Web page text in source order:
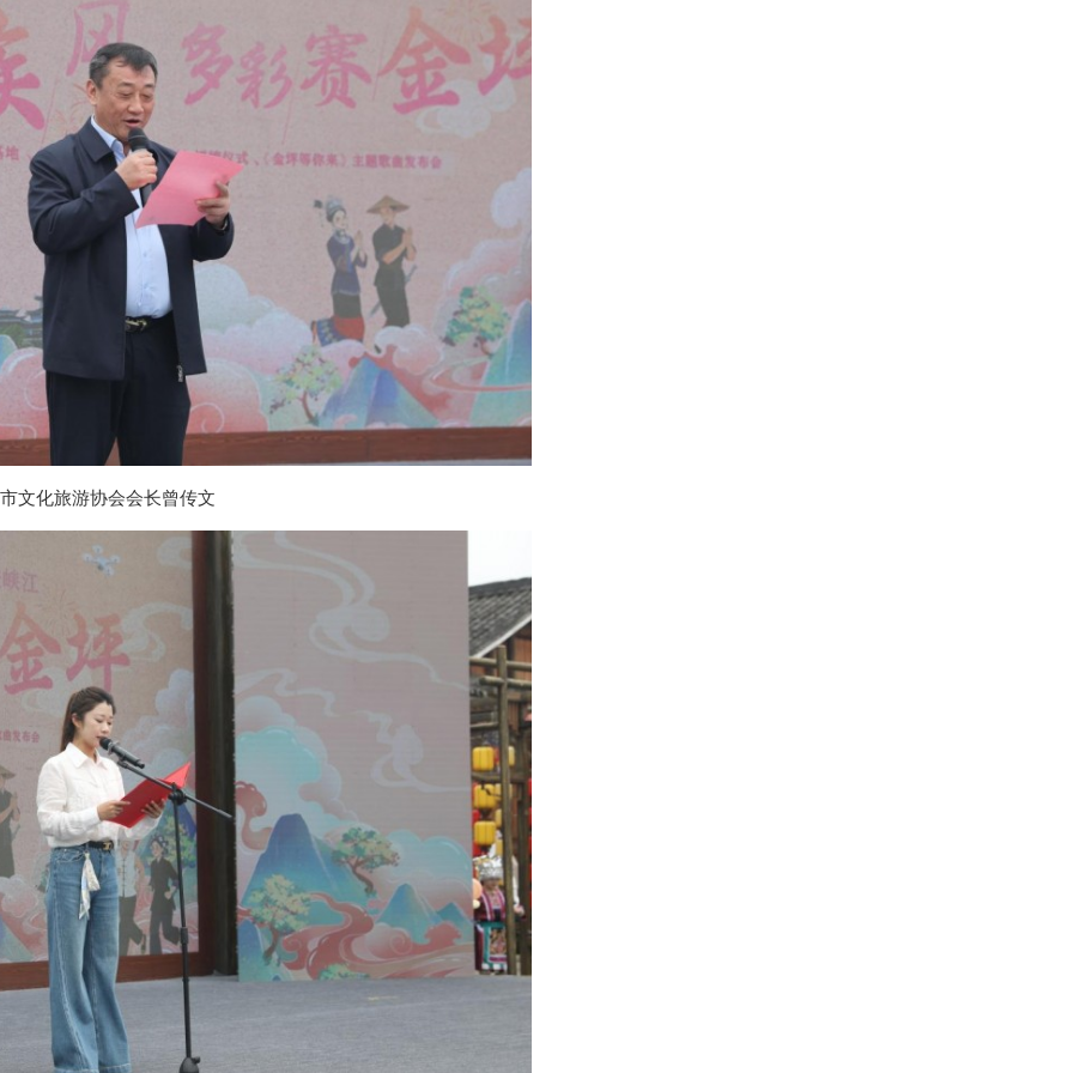
文化旅游协会会长曾传文